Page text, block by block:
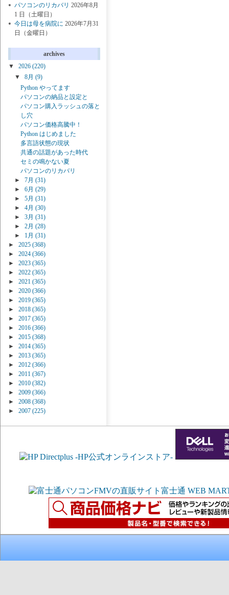
パソコンのリカバリ 2026年8月
1 日（土曜日）
今日は母を病院に 2026年7月31
日（金曜日）
archives
▼
2026 (220)
▼
8月 (9)
Python やってます
パソコンの納品と設定と
パソコン購入ラッシュの落と
し穴
パソコン価格高騰中！
Python はじめました
多言語状態の現状
共通の話題があった時代
セミの鳴かない夏
パソコンのリカバリ
►
7月 (31)
►
6月 (29)
►
5月 (31)
►
4月 (30)
►
3月 (31)
►
2月 (28)
►
1月 (31)
►
2025 (368)
►
2024 (366)
►
2023 (365)
►
2022 (365)
►
2021 (365)
►
2020 (366)
►
2019 (365)
►
2018 (365)
►
2017 (365)
►
2016 (366)
►
2015 (368)
►
2014 (365)
►
2013 (365)
►
2012 (366)
►
2011 (367)
►
2010 (382)
►
2009 (366)
►
2008 (368)
►
2007 (225)